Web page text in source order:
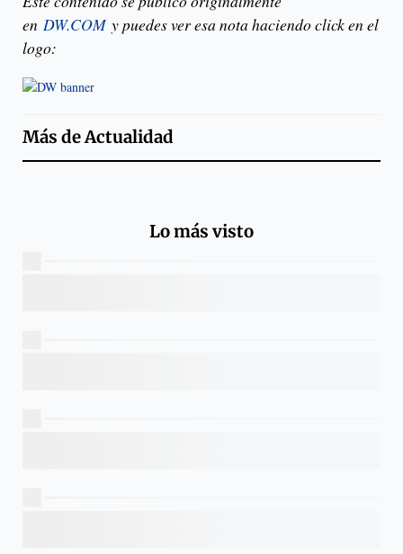
en DW.COMy puedes ver esa nota haciendo click en el
logo:
Más deActualidad
Lo más visto